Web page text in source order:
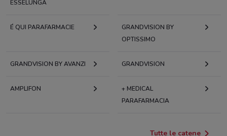
ESSELUNGA
É QUI PARAFARMACIE
GRANDVISION BY
OPTISSIMO
GRANDVISION BY AVANZI GRANDVISION
AMPLIFON
+ MEDICAL
PARAFARMACIA
Tutte le catene